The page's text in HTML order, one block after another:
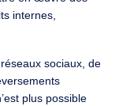
internes,
sociaux, de
plus possible